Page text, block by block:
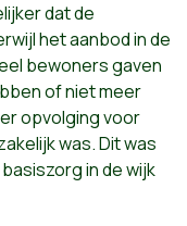
dat de
het aanbod in de
bewoners gaven
of niet meer
opvolging voor
was. Dit was
in de wijk